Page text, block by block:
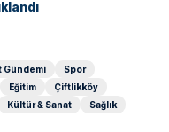
Gündemi
Spor
Eğitim
Çiftlikköy
Kültür & Sanat Sağlık